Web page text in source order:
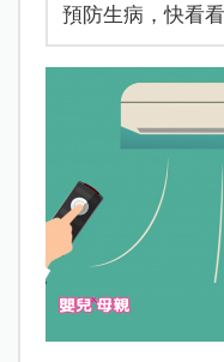
預防生病，快看